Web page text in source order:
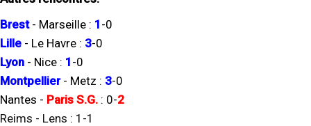
Brest- Marseille : 1 -0
Lille - Le Havre : 3-0
Lyon - Nice : 1 -0
Montpellier- Metz : 3-0
Nantes - Paris S.G. : 0-2
Reims - Lens : 1 -1